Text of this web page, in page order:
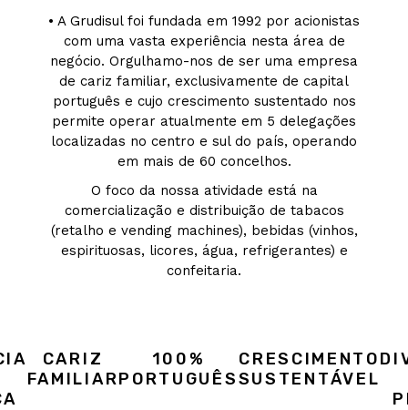
• A Grudisul foi fundada em 1992 por acionistas
com uma vasta experiência nesta área de
negócio. Orgulhamo-nos de ser uma empresa
de cariz familiar, exclusivamente de capital
português e cujo crescimento sustentado nos
permite operar atualmente em 5 delegações
localizadas no centro e sul do país, operando
em mais de 60 concelhos.
O foco da nossa atividade está na
comercialização e distribuição de tabacos
(retalho e vending machines), bebidas (vinhos,
espirituosas, licores, água, refrigerantes) e
confeitaria.
CARIZ
FAMILIAR
100%
PORTUGUÊS
CRESCIMENTO
SUSTENTÁVEL